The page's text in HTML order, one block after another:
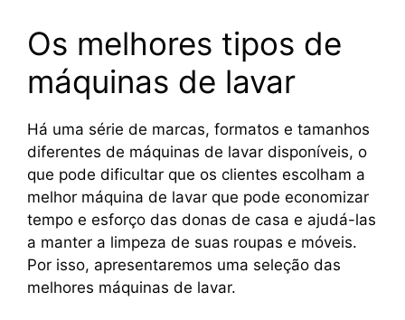
Os melhores tipos de
máquinas de lavar
Há uma série de marcas, formatos e tamanhos
diferentes de máquinas de lavar disponíveis, o
que pode dificultar que os clientes escolham a
melhor máquina de lavar que pode economizar
tempo e esforço das donas de casa e ajudá-las
a manter a limpeza de suas roupas e móveis.
Por isso, apresentaremos uma seleção das
melhores máquinas de lavar.